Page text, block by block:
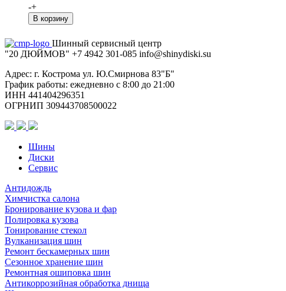
Количество
товара
Viatti
205/60R16
92T
Brina
Nordico
V-
522
TL
(шип.)
-+
В корзину
Шинный сервисный центр
"20 ДЮЙМОВ" +7 4942 301-085 info@shinydiski.su
Адрес: г. Кострома ул. Ю.Смирнова 83"Б"
График работы: ежедневно с 8:00 до 21:00
ИНН 441404296351
ОГРНИП 309443708500022
Шины
Диски
Сервис
Антидождь
Химчистка салона
Бронирование кузова и фар
Полировка кузова
Тонирование стекол
Вулканизация шин
Ремонт бескамерных шин
Сезонное хранение шин
Ремонтная ошиповка шин
Антикоррозийная обработка днища